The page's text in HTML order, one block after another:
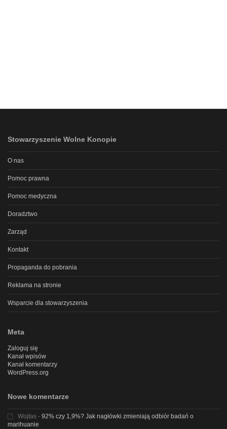
Stowarzyszenie Wolne Konopie
O nas
Pomoc prawna
Pomoc medyczna
Doradztwo
Zarząd
Kontakt
Propaganda do pobrania
Reklama na stronie
Wsparcie dla stowarzyszenia
Meta
Zaloguj się
Kanał wpisów
Kanał komentarzy
WordPress.org
Nowe komentarze
Wojtas - 92% czy 1,9%? Jak nagłówki zmieniają odbiór badań o
marihuanie